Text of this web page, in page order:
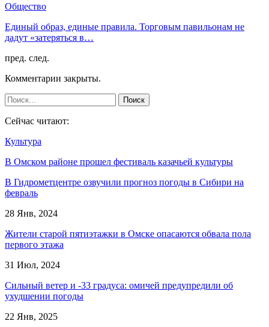
Общество
Единый образ, единые правила. Торговым павильонам не
дадут «затеряться в…
пред. след.
Комментарии закрыты.
Сейчас читают:
Культура
В Омском районе прошел фестиваль казачьей культуры
В Гидрометцентре озвучили прогноз погоды в Сибири на
февраль
28 Янв, 2024
Жители старой пятиэтажки в Омске опасаются обвала пола
первого этажа
31 Июл, 2024
Сильный ветер и -33 градуса: омичей предупредили об
ухудшении погоды
22 Янв, 2025